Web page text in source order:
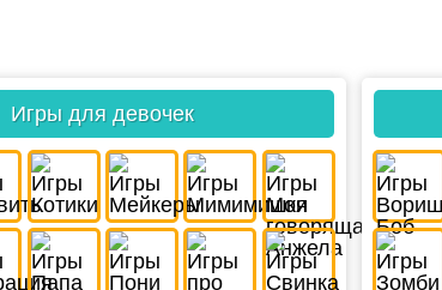
Игры для девочек